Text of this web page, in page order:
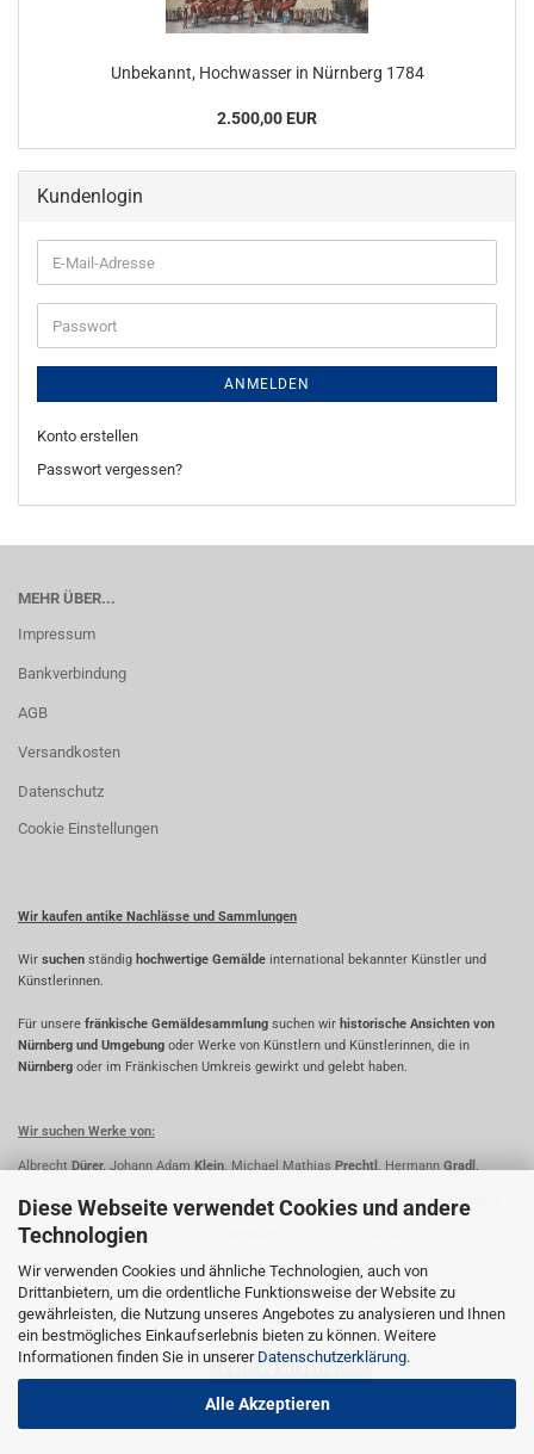
Diese Webseite verwendet Cookies und andere
Technologien
Wir verwenden Cookies und ähnliche Technologien, auch von
Drittanbietern, um die ordentliche Funktionsweise der Website zu
gewährleisten, die Nutzung unseres Angebotes zu analysieren und Ihnen
ein bestmögliches Einkaufserlebnis bieten zu können. Weitere
Informationen finden Sie in unserer Datenschutzerklärung.
Alle Akzeptieren
Unbekannt, Hochwasser in Nürnberg 1784
2.500,00 EUR
Kundenlogin
E-
Mail-
Adresse
Passwort
ANMELDEN
Konto erstellen
Passwort vergessen?
MEHR ÜBER...
Impressum
Bankverbindung
AGB
Versandkosten
Datenschutz
Cookie Einstellungen
Wir kaufen antike Nachlässe und Sammlungen
Wir suchen ständig hochwertige Gemälde international bekannter Künstler und
Künstlerinnen.
Für unsere fränkische Gemäldesammlung suchen wir historische Ansichten von
Nürnberg und Umgebung oder Werke von Künstlern und Künstlerinnen, die in
Nürnberg oder im Fränkischen Umkreis gewirkt und gelebt haben.
Wir suchen Werke von:
Albrecht Dürer, Johann Adam Klein, Michael Mathias Prechtl, Hermann Gradl,
Georg Wilhelm Wanderer, Friedrich Wanderer, Rudolf Schiestl,Matthäus Schiestl,
FridrichPerlberg,Christian Johann
Kreul,LorenzRitter,PaulRitter, OskarKoller,JohannIhle
Widerrufsrecht
Widerrufsbelehrung